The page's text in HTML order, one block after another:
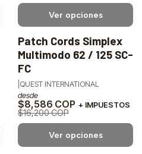
Ver opciones
-47%
OFF
Patch Cords Simplex
Multimodo 62 / 125 SC-
FC
QUEST INTERNATIONAL
desde
$8,586 COP + IMPUESTOS
$16,200 COP
Ver opciones